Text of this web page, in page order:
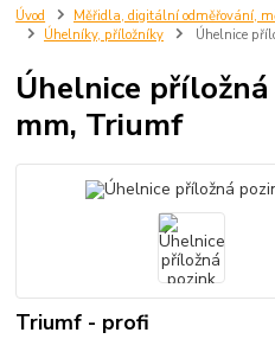
Úvod Měřidla, digitální odměřování,
Úhelníky, příložníky
Úhelnice
Úhelnice
mm, Triumf
Triumf - profi